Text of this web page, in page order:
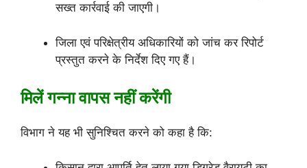
सख्त कार्रवाई की जाएगी।
जिला एवं परिक्षेत्रीय अधिकारियों को जांच कर रिपोर्ट
प्रस्तुत करने के निर्देश दिए गए हैं।
मिलें गन्ना वापस नहीं करेंगी
विभाग ने यह भी सुनिश्चित करने को कहा है कि: